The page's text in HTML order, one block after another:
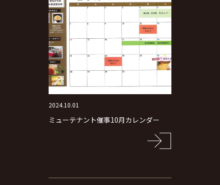
2024.10.01
ミューテナント催事10月カレンダー